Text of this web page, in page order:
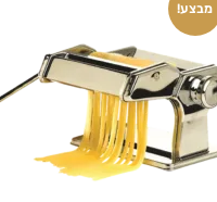
מבצע!